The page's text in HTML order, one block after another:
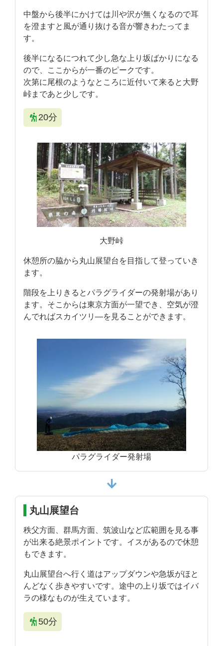
中盤から後半にかけては川や沢が無くなるので耳
を澄ますと風が通り抜ける音が響きわたってま
す。
後半になるにつれて少し急な上り坂ばかりになる
ので、ここからが一番のピークです。
次第に尾根のようなところに近付いて来ると大野
峠まであと少しです。
20分
大野峠
休憩所の脇から丸山展望台を目指して登っていき
ます。
階段を上りきるとパラグライダーの発射場があり
ます。そこからは東京方面が一望でき、空気が澄
んでればスカイツリ―を見ることができます。
パラグライダー発射場
丸山展望台
秩父方面、群馬方面、筑波山など広範囲を見る事
が出来る絶景ポイントです。イスがあるので休憩
もできます。
丸山展望台へ行く道はアップダウンや急坂がほと
んどなく歩きやすいです。途中の上り坂ではイバ
ラの様なものが生えています。
50分